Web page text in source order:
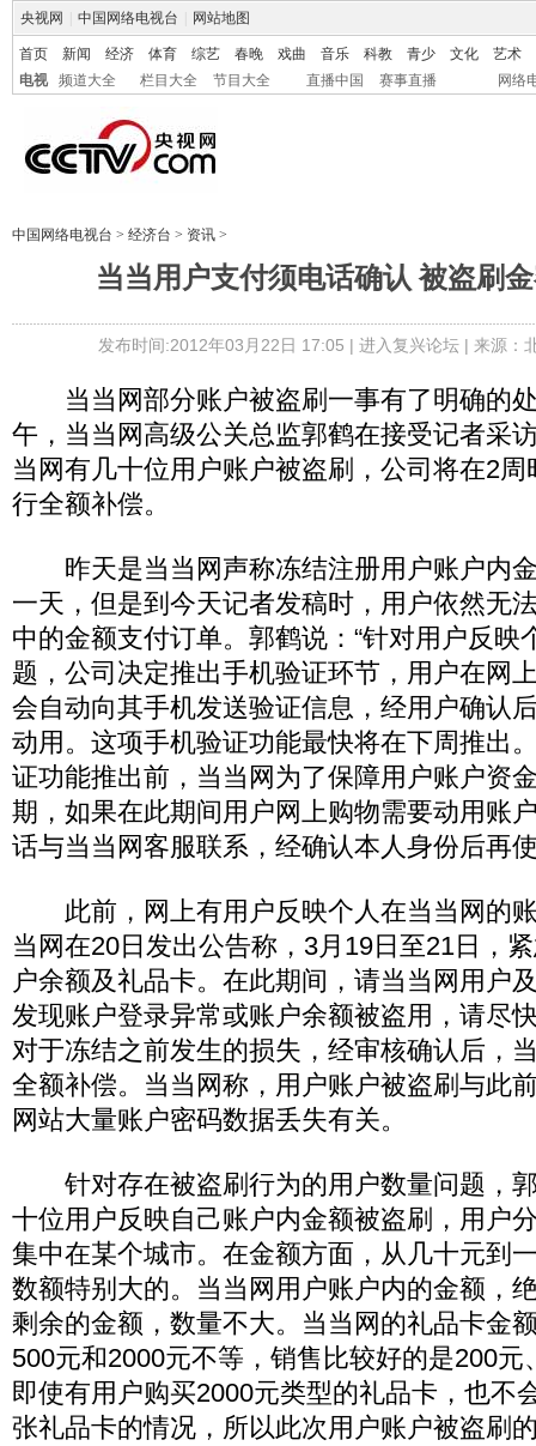
央视网 中国网络电视台 网站地图
首页 新闻 经济 体育 综艺 春晚 戏曲 音乐 科教 青少 文化
艺术
电视
频道大全 栏目大全 节目大全 直播中国 赛事直播 网络
中国网络电视台 > 经济台 > 资讯 >
当当用户支付须电话确认 被盗刷
发布时间:2012年03月22日 17:05 | 进入复兴论坛| 来源：
当当网部分账户被盗刷一事有了明确的
午，当当网高级公关总监郭鹤在接受记者采
当网有几十位用户账户被盗刷，公司将在2
行全额补偿。
昨天是当当网声称冻结注册用户账户内
一天，但是到今天记者发稿时，用户依然无
中的金额支付订单。郭鹤说：“针对用户反映
题，公司决定推出手机验证环节，用户在网
会自动向其手机发送验证信息，经用户确认
动用。这项手机验证功能最快将在下周推出
证功能推出前，当当网为了保障用户账户资
期，如果在此期间用户网上购物需要动用账
话与当当网客服联系，经确认本人身份后再
此前，网上有用户反映个人在当当网的
当网在20日发出公告称，3月19日至21日，
户余额及礼品卡。在此期间，请当当网用户
发现账户登录异常或账户余额被盗用，请尽
对于冻结之前发生的损失，经审核确认后，
全额补偿。当当网称，用户账户被盗刷与此
网站大量账户密码数据丢失有关。
针对存在被盗刷行为的用户数量问题，
十位用户反映自己账户内金额被盗刷，用户
集中在某个城市。在金额方面，从几十元到
数额特别大的。当当网用户账户内的金额，
剩余的金额，数量不大。当当网的礼品卡金
500元和2000元不等，销售比较好的是200元
即使有用户购买2000元类型的礼品卡，也不
张礼品卡的情况，所以此次用户账户被盗刷